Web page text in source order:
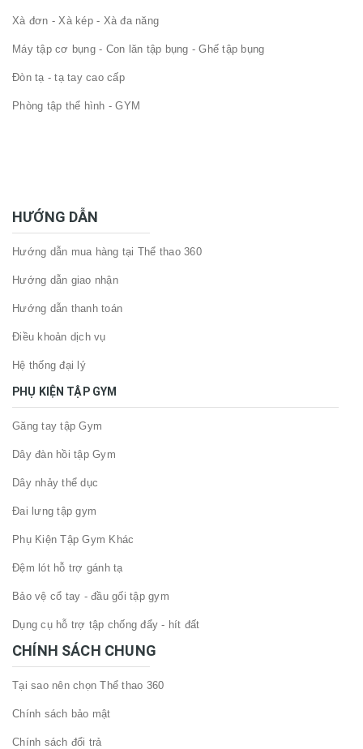
Xà đơn - Xà kép - Xà đa năng
Máy tập cơ bụng - Con lăn tập bụng - Ghế tập bụng
Đòn tạ - tạ tay cao cấp
Phòng tập thể hình - GYM
HƯỚNG DẪN
Hướng dẫn mua hàng tại Thể thao 360
Hướng dẫn giao nhận
Hướng dẫn thanh toán
Điều khoản dịch vụ
Hệ thống đại lý
PHỤ KIỆN TẬP GYM
Găng tay tập Gym
Dây đàn hồi tập Gym
Dây nhảy thể dục
Đai lưng tập gym
Phụ Kiện Tập Gym Khác
Đệm lót hỗ trợ gánh tạ
Bảo vệ cổ tay - đầu gối tập gym
Dụng cụ hỗ trợ tập chống đẩy - hít đất
CHÍNH SÁCH CHUNG
Tại sao nên chọn Thể thao 360
Chính sách bảo mật
Chính sách đổi trả